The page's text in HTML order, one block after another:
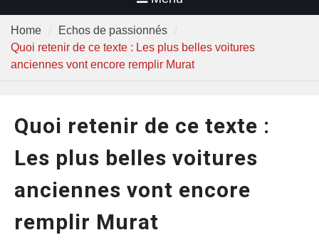
Home
Echos de passionnés
Quoi retenir de ce texte : Les plus belles voitures
anciennes vont encore remplir Murat
Quoi retenir de ce texte :
Les plus belles voitures
anciennes vont encore
remplir Murat